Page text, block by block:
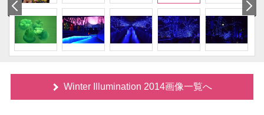
Winter Illumination 2014画像一覧へ